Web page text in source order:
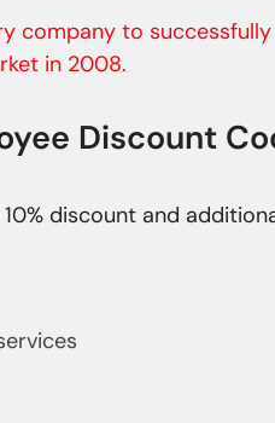
company to
in 2008.
Discount
discount and